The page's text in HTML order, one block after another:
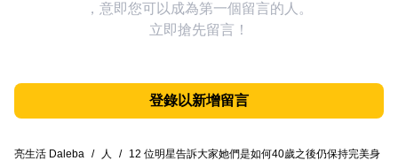
，意即您可以成為第一個留言的人。
立即搶先留言！
登錄以新增留言
亮生活 Daleba / 人 /
12 位明星告訴大家她們是如何40歲之後仍保持完美身